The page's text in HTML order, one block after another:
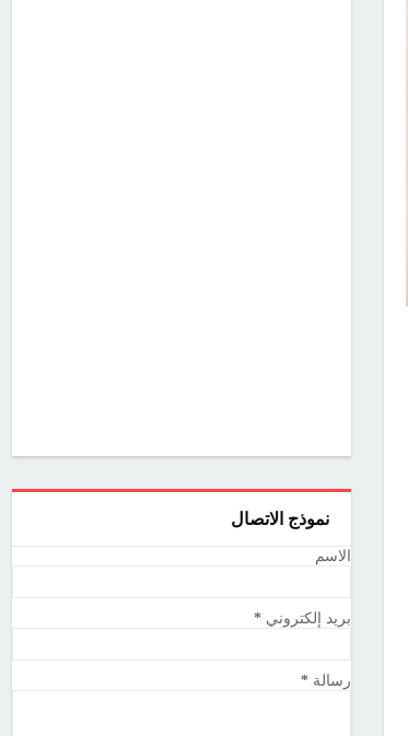
نموذج الاتصال
الاسم
بريد إلكتروني *
رسالة *